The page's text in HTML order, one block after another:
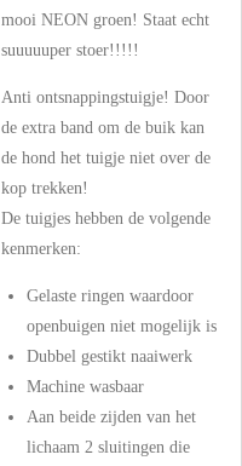
mooi NEON groen! Staat echt
suuuuuper stoer!!!!!
Anti ontsnappingstuigje! Door
de extra band om de buik kan
de hond het tuigje niet over de
kop trekken!
De tuigjes hebben de volgende
kenmerken:
Gelaste ringen waardoor
openbuigen niet mogelijk is
Dubbel gestikt naaiwerk
Machine wasbaar
Aan beide zijden van het
lichaam 2 sluitingen die